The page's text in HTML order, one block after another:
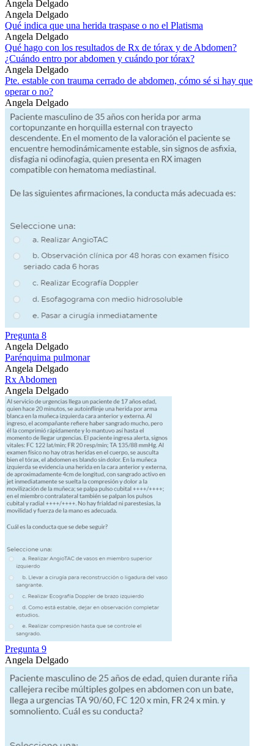
Angela Delgado
Angela Delgado
Qué indica que una herida traspase o no el Platisma
Angela Delgado
Qué hago con los resultados de Rx de tórax y de Abdomen?
¿Cuándo entro por abdomen y cuándo por tórax?
Angela Delgado
Pte. estable con trauma cerrado de abdomen, cómo sé si hay que
operar o no?
Angela Delgado
Pregunta 8
Angela Delgado
Parénquima pulmonar
Angela Delgado
Rx Abdomen
Angela Delgado
Pregunta 9
Angela Delgado